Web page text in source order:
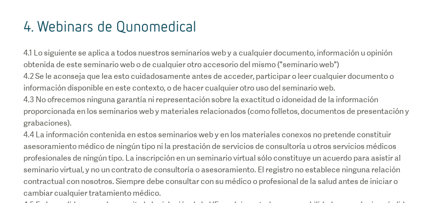
4. Webinars de Qunomedical
4.1 Lo siguiente se aplica a todos nuestros seminarios web y a cualquier documento, información u opinión
obtenida de este seminario web o de cualquier otro accesorio del mismo ("seminario web")
4.2 Se le aconseja que lea esto cuidadosamente antes de acceder, participar o leer cualquier documento o
información disponible en este contexto, o de hacer cualquier otro uso del seminario web.
4.3 No ofrecemos ninguna garantía ni representación sobre la exactitud o idoneidad de la información
proporcionada en los seminarios web y materiales relacionados (como folletos, documentos de presentación y
grabaciones).
4.4 La información contenida en estos seminarios web y en los materiales conexos no pretende constituir
asesoramiento médico de ningún tipo ni la prestación de servicios de consultoría u otros servicios médicos
profesionales de ningún tipo. La inscripción en un seminario virtual sólo constituye un acuerdo para asistir al
seminario virtual, y no un contrato de consultoría o asesoramiento. El registro no establece ninguna relación
contractual con nosotros. Siempre debe consultar con su médico o profesional de la salud antes de iniciar o
cambiar cualquier tratamiento médico.